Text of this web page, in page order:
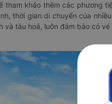
tham khảo thêm các phương
thời gian di chuyển của
và tàu hoả, luôn đảm bảo có